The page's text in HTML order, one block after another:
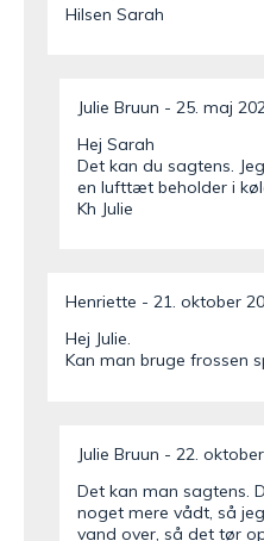
Hilsen Sarah
Julie Bruun
25. maj
Hej Sarah
Det kan du sagtens.
en lufttæt beholder i
Kh Julie
Henriette
21. oktober
Hej Julie.
Kan man bruge frossen
Julie Bruun
22.
Det kan man sagtens.
noget mere vådt, så
vand over, så det tør